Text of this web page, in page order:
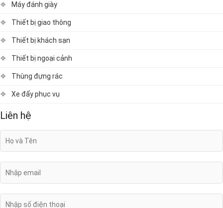
Máy đánh giày
Thiết bị giao thông
Thiết bị khách sạn
Thiết bị ngoại cảnh
Thùng đựng rác
Xe đẩy phục vụ
Liên hệ